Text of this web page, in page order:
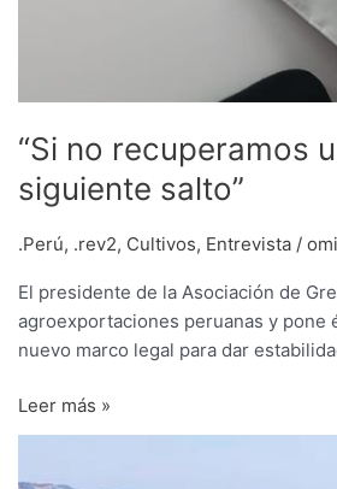
“Si no recuperamos
siguiente salto”
.Perú, .rev2, Cultivos, Entrevista /
El presidente de la Asociación de
agroexportaciones peruanas y pone
nuevo marco legal para dar
Leer más »
de